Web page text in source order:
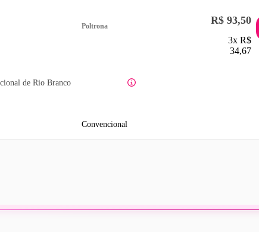
de Rio Branco
Poltrona
Convencional
R$ 93,50
3x R$
34,67